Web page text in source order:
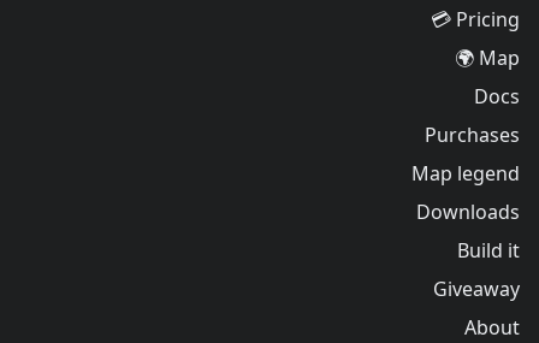
Pricing 💳
Map 🌍
Docs
Purchases
Map legend
Downloads
Build it
Giveaway
About